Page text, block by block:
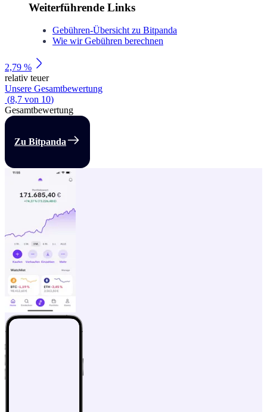
Weiterführende Links
Gebühren-Übersicht zu Bitpanda
Wie wir Gebühren berechnen
2,79 %
relativ teuer
Unsere Gesamtbewertung
(8,7 von 10)
Gesamtbewertung
Zu Bitpanda